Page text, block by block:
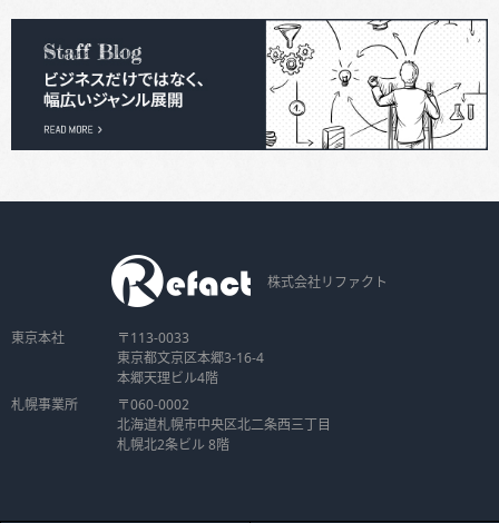
株式会社リファクト
東京本社
〒113-0033
東京都文京区本郷3-16-4
本郷天理ビル4階
札幌事業所
〒060-0002
北海道札幌市中央区北二条西三丁目
札幌北2条ビル 8階